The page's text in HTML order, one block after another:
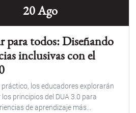
20 Ago
para todos: Diseñando
inclusivas con el
práctico, los educadores explorarán
principios del DUA 3.0 para
de aprendizaje más...